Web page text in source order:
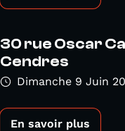
30 rue Oscar
Cendres
Dimanche 9 Juin
En savoir plus